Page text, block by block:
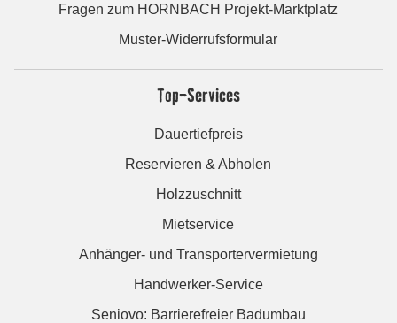
Fragen zum HORNBACH Projekt-Marktplatz
Muster-Widerrufsformular
Top-Services
Dauertiefpreis
Reservieren & Abholen
Holzzuschnitt
Mietservice
Anhänger- und Transportervermietung
Handwerker-Service
Seniovo: Barrierefreier Badumbau